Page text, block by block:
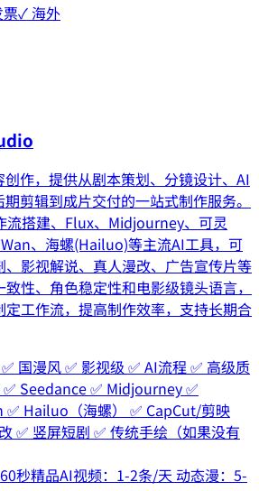
✓ 海外
作，提供从剧本策划、分镜设计、AI
剪辑到成片交付的一站式制作服务。
流搭建、Flux、Midjourney、可灵
、海螺(Hailuo)等主流AI工具，可
影视解说、真人漫改、广告宣传片等
性、角色稳定性和电影级镜头语言，
工作流，提高制作效率，支持长期合
国漫风 ✅ 影视级 ✅ AI流程 ✅ 高级质
Seedance ✅ Midjourney ✅
✅ Hailuo（海螺） ✅ CapCut/剪映
✅ 竖屏短剧 ✅ 传统手绘（如果没有
秒精品AI视频：1-2条/天 动态漫：5-